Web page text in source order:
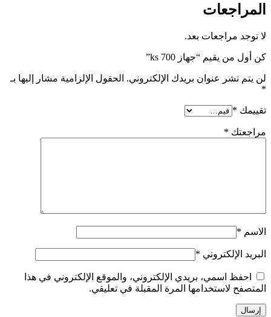
المراجعات
لا توجد مراجعات بعد.
كن أول من يقيم “جهاز ks 700”
لن يتم نشر عنوان بريدك الإلكتروني. الحقول الإلزامية مشار إليها بـ
*
تقييمك *
مراجعتك *
الاسم *
البريد الإلكتروني *
احفظ اسمي، بريدي الإلكتروني، والموقع الإلكتروني في هذا
المتصفح لاستخدامها المرة المقبلة في تعليقي.